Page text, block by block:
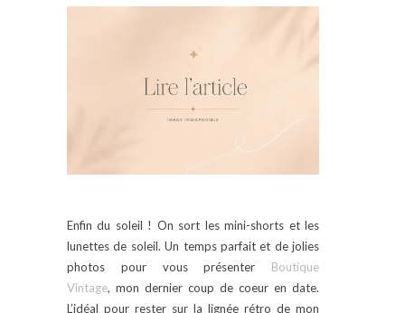
Enfin du soleil ! On sort les mini-shorts et les
lunettes de soleil. Un temps parfait et de jolies
photos pour vous présenter Boutique
Vintage, mon dernier coup de coeur en date.
L’idéal pour rester sur la lignée rétro de mon